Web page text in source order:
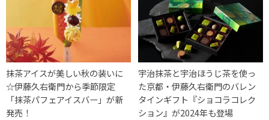
抹茶アイスが美しい秋の装いに
☆伊藤久右衛門から季節限定
「抹茶パフェアイスバー」が新
発売！
宇治抹茶と宇治ほうじ茶を使っ
た京都・伊藤久右衛門のバレン
タインギフト『ショコラコレク
ション』が2024年も登場